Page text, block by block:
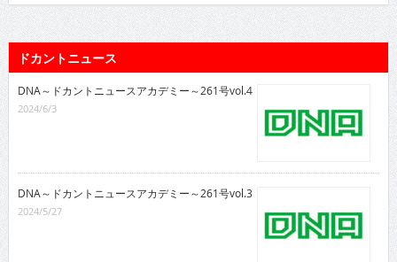
ドカントニュース
DNA～ドカントニュースアカデミー～261号vol.4
2024/6/3
DNA～ドカントニュースアカデミー～261号vol.3
2024/5/27